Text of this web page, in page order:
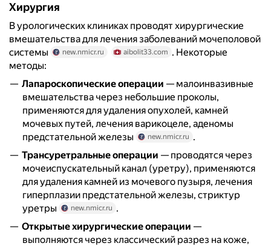
Хирургия
В урологических клиниках проводят хирургические
вмешательства для лечения заболеваний мочеполовой
системы
new.nmicr.ru aibolit33.com . Некоторые
методы:
Лапароскопические операции — малоинвазивные
вмешательства через небольшие проколы,
применяются для удаления опухолей, камней
мочевых путей, лечения варикоцеле, аденомы
предстательной железы
new.nmicr.ru .
Трансуретральные операции — проводятся через
мочеиспускательный канал (уретру), применяются
для удаления камней из мочевого пузыря, лечения
гиперплазии предстательной железы, стриктур
уретры
new.nmicr.ru .
Открытые хирургические операции —
выполняются через классический разрез на коже,